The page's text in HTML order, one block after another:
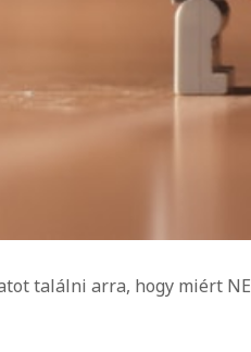
találni arra, hogy miért